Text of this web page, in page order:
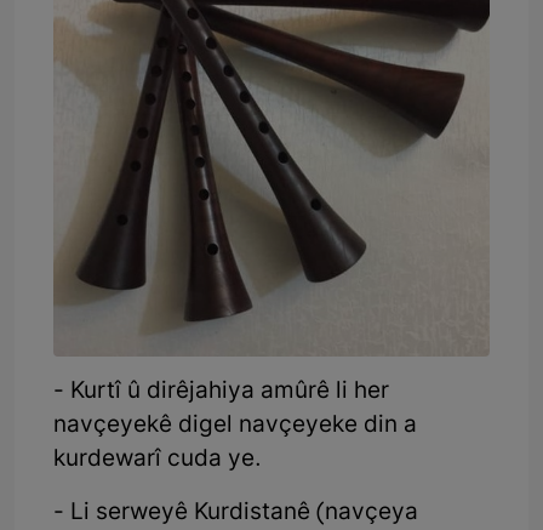
- Kurtî û dirêjahiya amûrê li her
navçeyekê digel navçeyeke din a
kurdewarî cuda ye.
- Li serweyê Kurdistanê (navçeya